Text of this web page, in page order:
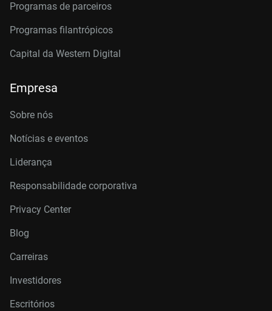
Programas de parceiros
Programas filantrópicos
Capital da Western Digital
Empresa
Sobre nós
Notícias e eventos
Liderança
Responsabilidade corporativa
Privacy Center
Blog
Carreiras
Investidores
Escritórios